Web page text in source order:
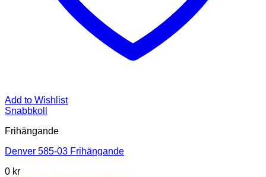
Add to Wishlist
Snabbkoll
Frihängande
Denver 585-03 Frihängande
0 kr